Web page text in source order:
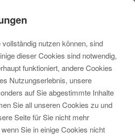
nutzen können, sind
dieser Cookies sind notwendig,
funktioniert, andere Cookies
Nutzungserlebnis, unsere
auf Sie abgestimmte Inhalte
Sie all unseren Cookies zu und
Seite für Sie nicht mehr
Sie in einige Cookies nicht